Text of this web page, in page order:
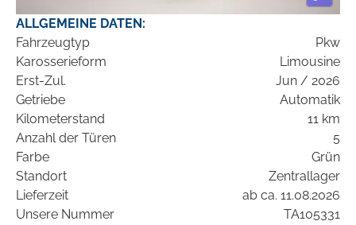
ALLGEMEINE DATEN:
Fahrzeugtyp
Pkw
Karosserieform
Limousine
Erst-Zul.
Jun / 2026
Getriebe
Automatik
Kilometerstand
11 km
Anzahl der Türen
5
Farbe
Grün
Standort
Zentrallager
Lieferzeit
ab ca. 11.08.2026
Unsere Nummer
TA105331